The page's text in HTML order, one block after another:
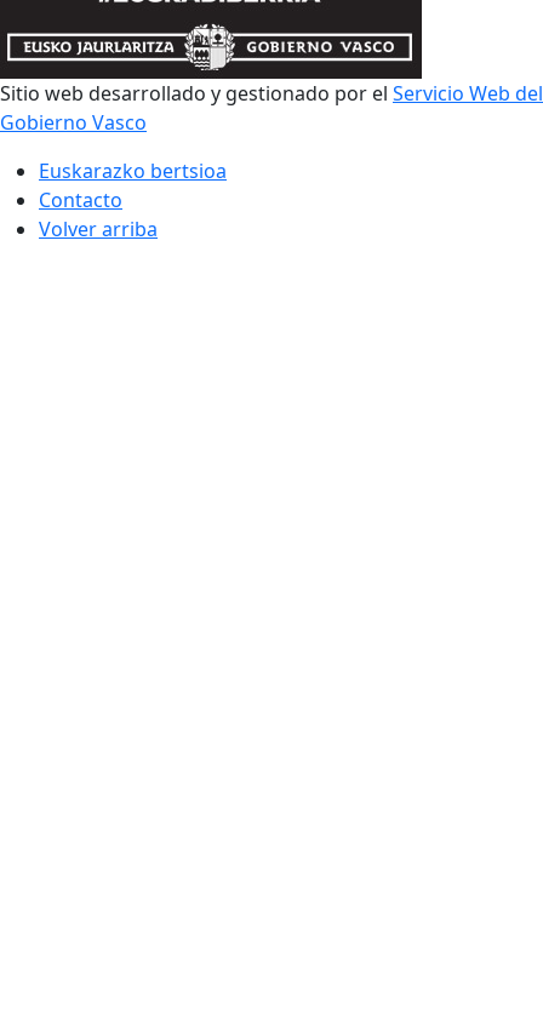
Sitio web desarrollado y gestionado por el Servicio Web del
Gobierno Vasco
Euskarazko bertsioa
Contacto
Volver arriba